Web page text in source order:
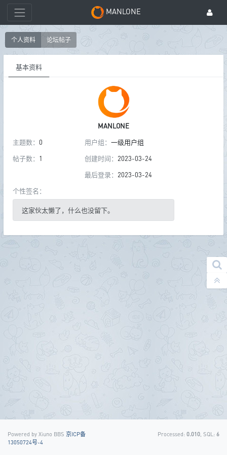
MANLONE
个人资料 论坛帖子
基本资料
MANLONE
主题数： 0
帖子数： 1
用户组：一级用户组
创建时间：2023-03-24
最后登录：2023-03-24
个性签名：
这家伙太懒了，什么也没留下。
Powered by Xiuno BBS 京ICP备
13050724号-4
Processed: 0.010 , SQL: 6